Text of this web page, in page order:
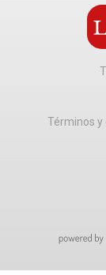
Términos y